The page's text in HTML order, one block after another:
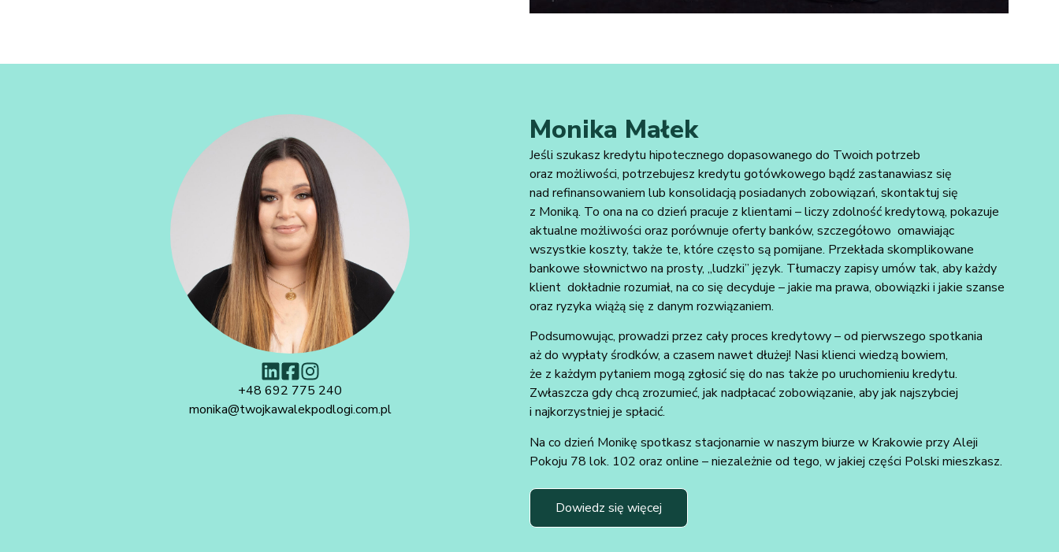
+48 692 775 240
monika@twojkawalekpodlogi.com.pl
Monika Małek​​
Jeśli szukasz kredytu hipotecznego dopasowanego do Twoich potrzeb
oraz możliwości, potrzebujesz kredytu gotówkowego bądź zastanawiasz się
nad refinansowaniem lub konsolidacją posiadanych zobowiązań, skontaktuj się
z Moniką. To ona na co dzień pracuje z klientami – liczy zdolność kredytową, pokazuje
aktualne możliwości oraz porównuje oferty banków, szczegółowo omawiając
wszystkie koszty, także te, które często są pomijane. Przekłada skomplikowane
bankowe słownictwo na prosty, „ludzki” język. Tłumaczy zapisy umów tak, aby każdy
klient dokładnie rozumiał, na co się decyduje – jakie ma prawa, obowiązki i jakie szanse
oraz ryzyka wiążą się z danym rozwiązaniem.
Podsumowując, prowadzi przez cały proces kredytowy – od pierwszego spotkania
aż do wypłaty środków, a czasem nawet dłużej! Nasi klienci wiedzą bowiem,
że z każdym pytaniem mogą zgłosić się do nas także po uruchomieniu kredytu.
Zwłaszcza gdy chcą zrozumieć, jak nadpłacać zobowiązanie, aby jak najszybciej
i najkorzystniej je spłacić.
Na co dzień Monikę spotkasz stacjonarnie w naszym biurze w Krakowie przy Aleji
Pokoju 78 lok. 102 oraz online – niezależnie od tego, w jakiej części Polski mieszkasz.
Dowiedz się więcej